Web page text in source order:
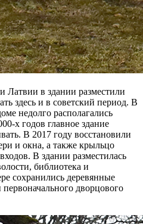
Латвии в здании разместили
здесь и в советский период. В
недолго располагались
х годов главное здание
В 2017 году восстановили
и окна, а также крыльцо
В здании разместилась
библиотека и
сохранились деревянные
дворцового